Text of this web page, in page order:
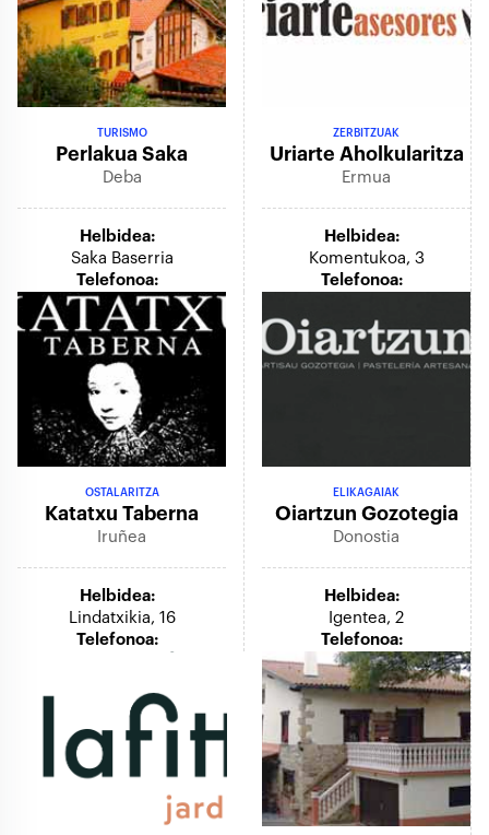
TURISMO
Perlakua Saka
Deba
Helbidea:
Saka Baserria
Telefonoa:
ZERBITZUAK
Uriarte Aholkularitza
Ermua
Helbidea:
Komentukoa, 3
Telefonoa:
OSTALARITZA
Katatxu Taberna
Iruñea
Helbidea:
Lindatxikia, 16
Telefonoa:
ELIKAGAIAK
Oiartzun Gozotegia
Donostia
Helbidea:
Igentea, 2
Telefonoa: